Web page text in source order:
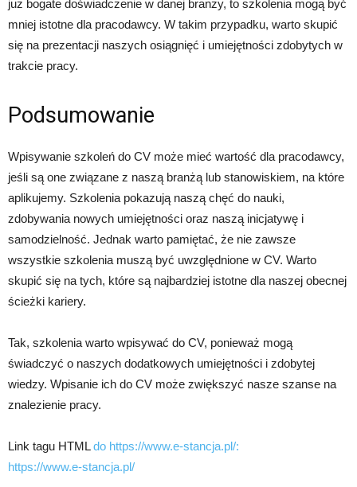
już bogate doświadczenie w danej branży, to szkolenia mogą być
mniej istotne dla pracodawcy. W takim przypadku, warto skupić
się na prezentacji naszych osiągnięć i umiejętności zdobytych w
trakcie pracy.
Podsumowanie
Wpisywanie szkoleń do CV może mieć wartość dla pracodawcy,
jeśli są one związane z naszą branżą lub stanowiskiem, na które
aplikujemy. Szkolenia pokazują naszą chęć do nauki,
zdobywania nowych umiejętności oraz naszą inicjatywę i
samodzielność. Jednak warto pamiętać, że nie zawsze
wszystkie szkolenia muszą być uwzględnione w CV. Warto
skupić się na tych, które są najbardziej istotne dla naszej obecnej
ścieżki kariery.
Tak, szkolenia warto wpisywać do CV, ponieważ mogą
świadczyć o naszych dodatkowych umiejętności i zdobytej
wiedzy. Wpisanie ich do CV może zwiększyć nasze szanse na
znalezienie pracy.
Link tagu HTMLdo https://www.e-stancja.pl/:
https://www.e-stancja.pl/